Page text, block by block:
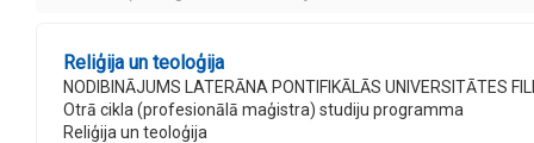
Reliģija un teoloģija
NODIBINĀJUMS LATERĀNA PONTIFIKĀLĀS UNIVERSITĀTES
Otrā cikla (profesionālā maģistra) studiju programma
Reliģija un teoloģija